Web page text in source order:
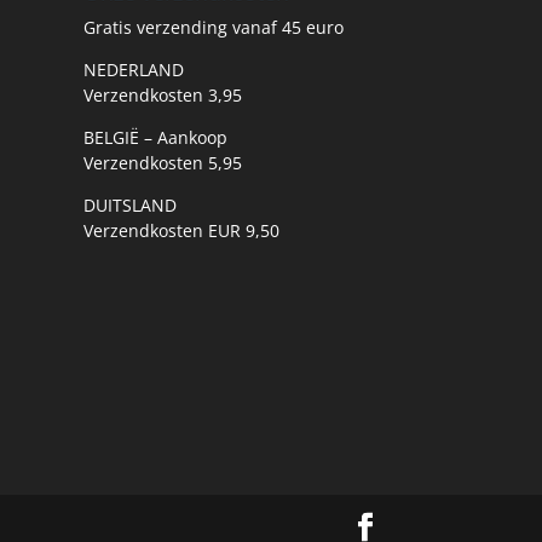
Gratis verzending vanaf 45 euro
NEDERLAND
Verzendkosten 3,95
BELGIË – Aankoop
Verzendkosten 5,95
DUITSLAND
Verzendkosten EUR 9,50